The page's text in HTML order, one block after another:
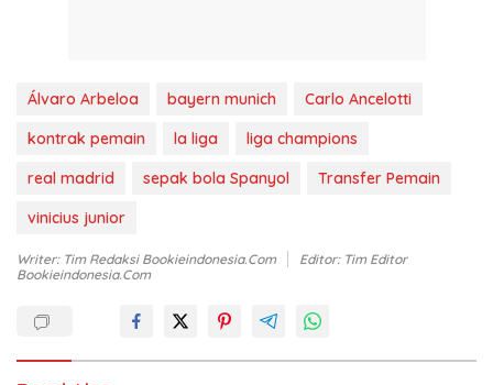
Álvaro Arbeloa bayern munich
Carlo Ancelotti
kontrak pemain
la liga
liga champions
real madrid
sepak bola Spanyol
Transfer Pemain
vinicius junior
Writer: Tim Redaksi Bookieindonesia.com
Editor: Tim Editor
Bookieindonesia.com